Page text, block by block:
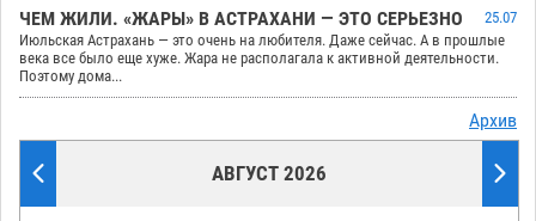
ЧЕМ ЖИЛИ. «ЖАРЫ» В АСТРАХАНИ — ЭТО СЕРЬЕЗНО
25.07
Июльская Астрахань — это очень на любителя. Даже сейчас. А в прошлые
века все было еще хуже. Жара не располагала к активной деятельности.
Поэтому дома...
Архив
АВГУСТ 2026